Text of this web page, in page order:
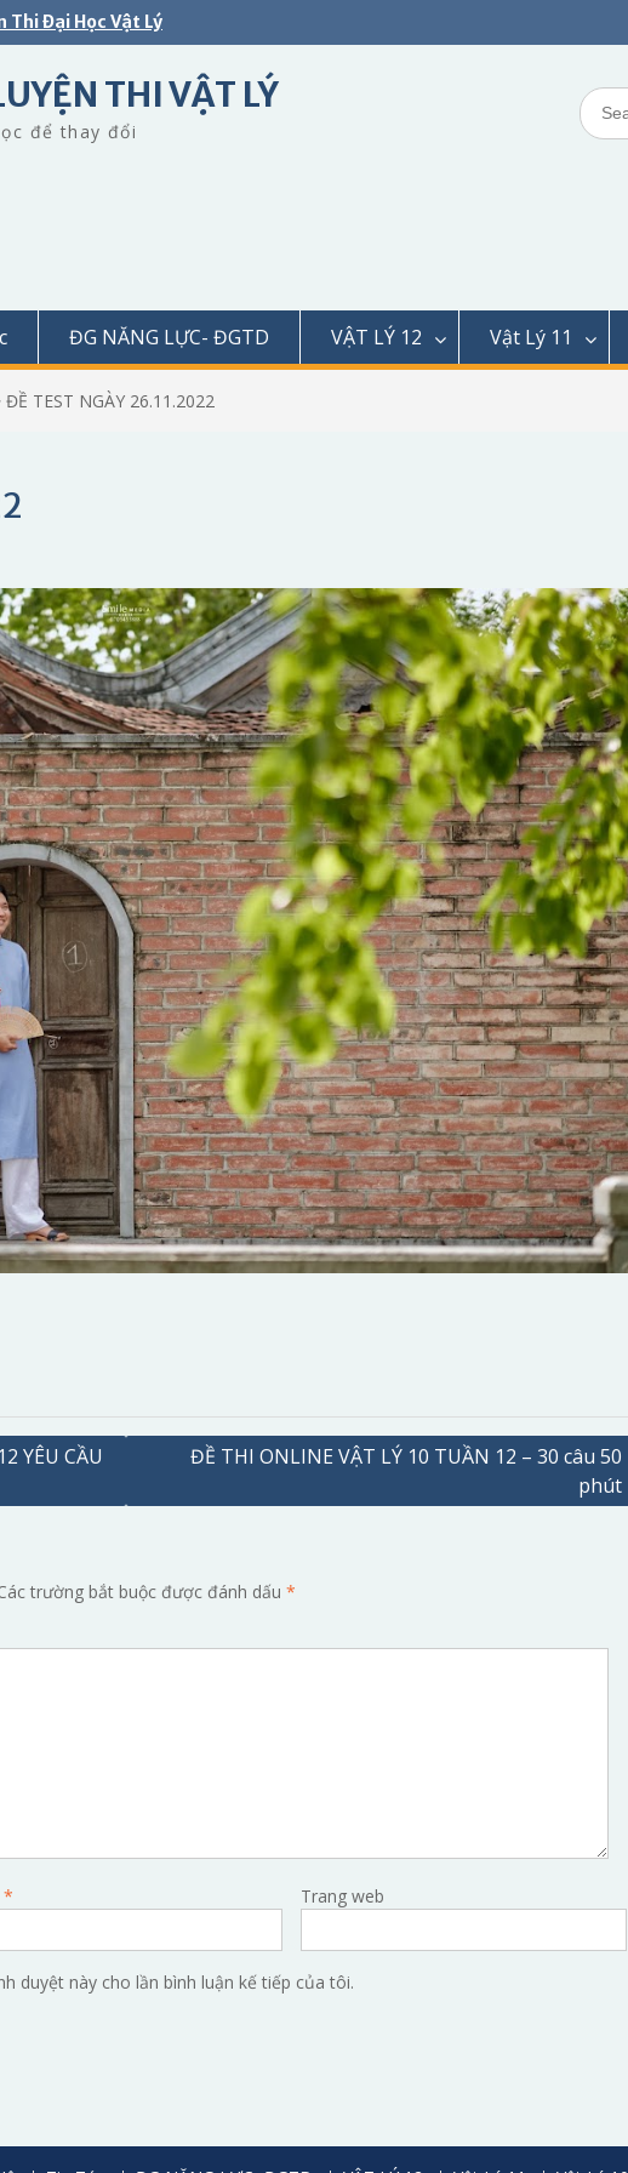
Thi Đại Học Vật Lý
THI VẬT LÝ
để thay đổi
Search
for:
ĐG NĂNG LỰC- ĐGTD VẬT LÝ 12 Vật Lý 11
ĐỀ TEST NGÀY 26.11.2022
YÊU CẦU
ĐỀ THI ONLINE VẬT LÝ 10 TUẦN 12 – 30 câu 50
phút
trường bắt buộc được đánh dấu *
* Trang web
duyệt này cho lần bình luận kế tiếp của tôi.